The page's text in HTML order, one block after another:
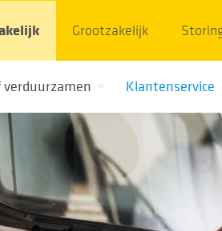
Grootzakelijk
verduurzamen Klantenservice